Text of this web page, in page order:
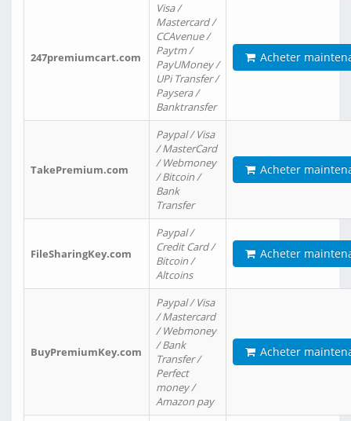
247premiumcart.com
Visa /
Mastercard /
CCAvenue /
Paytm /
PayUMoney /
UPi Transfer /
Paysera /
Banktransfer
Acheter
TakePremium.com
Paypal / Visa
/ MasterCard
/ Webmoney
/ Bitcoin /
Bank
Transfer
Acheter
FileSharingKey.com
Paypal /
Credit Card /
Bitcoin /
Altcoins
Acheter
BuyPremiumKey.com
Paypal / Visa
/ Mastercard
/ Webmoney
/ Bank
Transfer /
Perfect
money /
Amazon pay
Acheter